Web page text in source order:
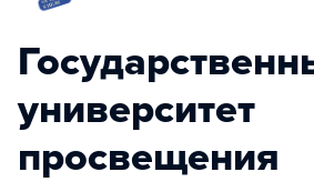
университет
просвещения